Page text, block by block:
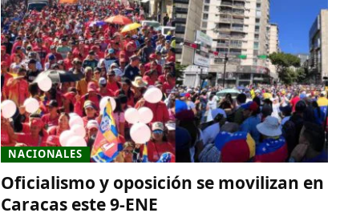
NACIONALES
Oficialismo y oposición se movilizan en
Caracas este 9-ENE